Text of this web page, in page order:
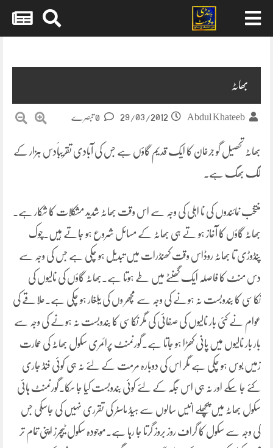
بھاٹہ
Abdul Khateeb
29/03/2012
بھاٹہ تحصیل گو جرخان کا ایک قدیم گاؤں ہے جس کی آبادی تقریباََدس ہزار کے
لگ بھگ ہے۔
منتخب نمائندوں کی نا اہلی کی وجہ سے اس وقت بھاٹہ شدید مشکلات کا شکار ہے۔
بھاٹہ گاؤں کا آغاز ہو تے ہی بھاٹہ کے مسائل شروع ہو جاتے ہیں۔چوک
پنڈوڑی تا بھاٹہ روڈاس وقت کھنڈرات میں تبدیل ہو چکی ہے جس کی وجہ سے
دس منٹ کا فاصلہ ایک گھنٹے میں طے ہوتا ہے۔بھاٹہ گاؤں کی نالیوں کی
نکاسی کا بندوبست نہ ہونے کی وجہ سے مچھر وں کی یلغار ہو چکی ہے۔علاقے کی
عوام نے کئی بار نالیوں کی صفائی کی مگر نکاسی کا بندوبست نہ ہونے کی وجہ سے
بار بار نالیوں میں پانی کھڑا ہو جاتا ہے۔گورنمنٹ پرائمری سکول بھاٹہ کی عمارت
زمیں بوس ہو چکی ہے مگر اس کی دوبارہ مرمت کے لئے نہ ہی کوئی فنڈ جاری
کئے جا سکے اور نہ ہی اس جگہ کے لئے کوئی بندوبست کیا جا سکا۔گورنمنٹ ہائی
سکول بھاٹہ میں پچھلے انیس سالوں سے ہیڈ ماسٹر کی تقرری نہیں کی جاسکی جس
کی وجہ سے سکول کا گراف روز بروز گرتا جا رہا ہے۔موجودہ سکول ٹیچرز اپنی تمام تر